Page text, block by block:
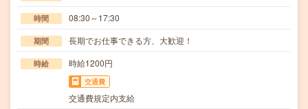
時間 08:30～17:30
期間 長期でお仕事できる方、大歓迎！
時給 時給1200円
交通費
交通費規定内支給